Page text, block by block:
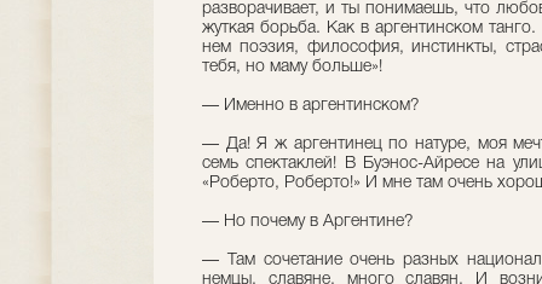
разворачивает, и ты понимаешь, что
жуткая борьба. Как в аргентинском
нем поэзия, философия, инстинкты,
тебя, но маму больше»!
— Именно в аргентинском?
— Да! Я ж аргентинец по натуре, моя
семь спектаклей! В Буэнос-Айресе на
«Роберто, Роберто!» И мне там очень
— Но почему в Аргентине?
— Там сочетание очень разных
немцы, славяне, много славян. И